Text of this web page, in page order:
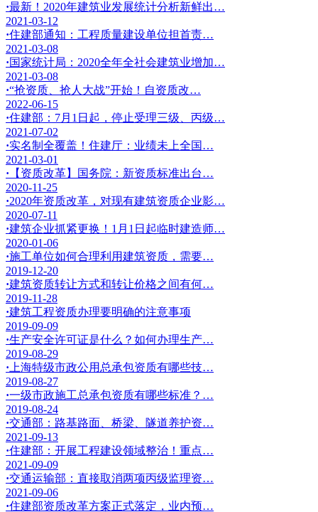
·最新！2020年建筑业发展统计分析新鲜出…
2021-03-12
·住建部通知：工程质量建设单位担首责…
2021-03-08
·国家统计局：2020全年全社会建筑业增加…
2021-03-08
·“抢资质、抢人大战”开始！自资质改…
2022-06-15
·住建部：7月1日起，停止受理三级、丙级…
2021-07-02
·实名制全覆盖！住建厅：业绩未上全国…
2021-03-01
· 【资质改革】国务院：新资质标准出台…
2020-11-25
·2020年资质改革，对现有建筑资质企业影…
2020-07-11
·建筑企业抓紧更换！1月1日起临时建造师…
2020-01-06
·施工单位如何合理利用建筑资质，需要…
2019-12-20
·建筑资质转让方式和转让价格之间有何…
2019-11-28
·建筑工程资质办理要明确的注意事项
2019-09-09
·生产安全许可证是什么？如何办理生产…
2019-08-29
· 上海特级市政公用总承包资质有哪些技…
2019-08-27
·一级市政施工总承包资质有哪些标准？…
2019-08-24
·交通部：路基路面、桥梁、隧道养护资…
2021-09-13
·住建部：开展工程建设领域整治！重点…
2021-09-09
·交通运输部：直接取消两项丙级监理资…
2021-09-06
·住建部资质改革方案正式落定，业内预…